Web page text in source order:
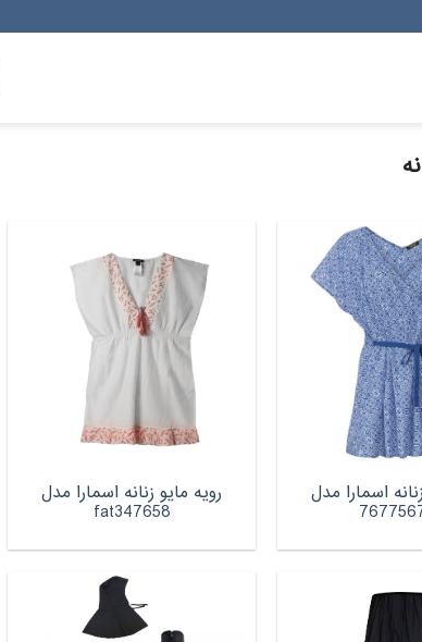
اسمارا مدل رویه مایو زنانه اسمارا مدل
fat347658